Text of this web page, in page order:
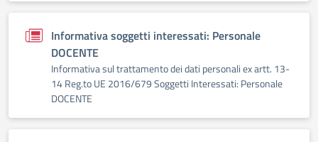
Informativa soggetti interessati: Personale
DOCENTE
Informativa sul trattamento dei dati personali ex artt. 13-
14 Reg.to UE 2016/679 Soggetti Interessati: Personale
DOCENTE